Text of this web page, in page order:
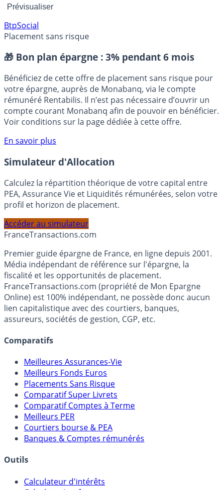
BtpSocial
Placement sans risque
🎁 Bon plan épargne : 3% pendant 6 mois
Bénéficiez de cette offre de placement sans risque pour
votre épargne, auprès de Monabanq, via le compte
rémunéré Rentabilis. Il n’est pas nécessaire d’ouvrir un
compte courant Monabanq afin de pouvoir en bénéficier.
Voir conditions sur la page dédiée à cette offre.
En savoir plus
Simulateur d'Allocation
Calculez la répartition théorique de votre capital entre
PEA, Assurance Vie et Liquidités rémunérées, selon votre
profil et horizon de placement.
Accéder au simulateur
FranceTransactions.com
Premier guide épargne de France, en ligne depuis 2001.
Média indépendant de référence sur l'épargne, la
fiscalité et les opportunités de placement.
FranceTransactions.com (propriété de Mon Epargne
Online) est 100% indépendant, ne possède donc aucun
lien capitalistique avec des courtiers, banques,
Meilleures Assurances-Vie
Meilleurs Fonds Euros
Placements Sans Risque
Comparatif Super Livrets
Comparatif Comptes à Terme
Meilleurs PER
Courtiers bourse & PEA